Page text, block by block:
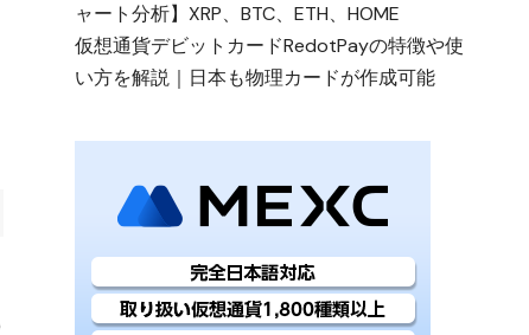
ャート分析】XRP、BTC、ETH、HOME
仮想通貨デビットカードRedotPayの特徴や使
い方を解説｜日本も物理カードが作成可能